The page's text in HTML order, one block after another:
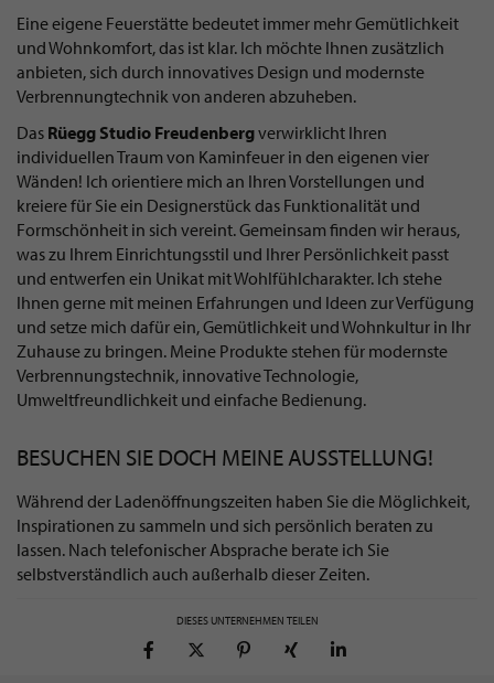
Eine eigene Feuerstätte bedeutet immer mehr Gemütlichkeit
und Wohnkomfort, das ist klar. Ich möchte Ihnen zusätzlich
anbieten, sich durch innovatives Design und modernste
Verbrennungtechnik von anderen abzuheben.
Das Rüegg Studio Freudenbergverwirklicht Ihren
individuellen Traum von Kaminfeuer in den eigenen vier
Wänden! Ich orientiere mich an Ihren Vorstellungen und
kreiere für Sie ein Designerstück das Funktionalität und
Formschönheit in sich vereint. Gemeinsam finden wir heraus,
was zu Ihrem Einrichtungsstil und Ihrer Persönlichkeit passt
und entwerfen ein Unikat mit Wohlfühlcharakter. Ich stehe
Ihnen gerne mit meinen Erfahrungen und Ideen zur Verfügung
und setze mich dafür ein, Gemütlichkeit und Wohnkultur in Ihr
Zuhause zu bringen. Meine Produkte stehen für modernste
Verbrennungstechnik, innovative Technologie,
Umweltfreundlichkeit und einfache Bedienung.
BESUCHEN SIE DOCH MEINE AUSSTELLUNG!
Während der Ladenöffnungszeiten haben Sie die Möglichkeit,
Inspirationen zu sammeln und sich persönlich beraten zu
lassen. Nach telefonischer Absprache berate ich Sie
selbstverständlich auch außerhalb dieser Zeiten.
DIESES UNTERNEHMEN TEILEN